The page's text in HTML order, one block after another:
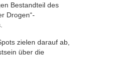
Bestandteil des
Drogen“-
zielen darauf ab,
über die